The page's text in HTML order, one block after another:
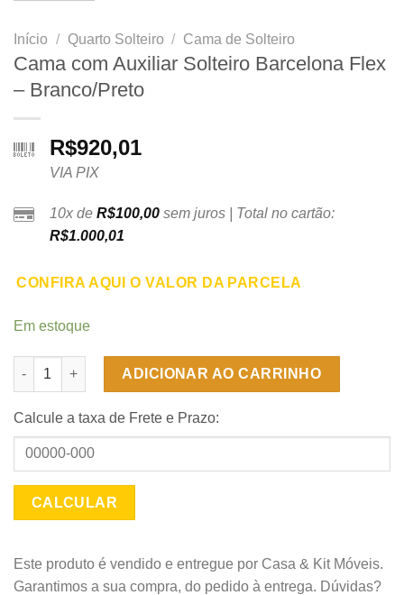
Início / Quarto Solteiro / Cama de Solteiro
Cama com Auxiliar Solteiro Barcelona Flex
– Branco/Preto
R$920,01
VIA PIX
10x de R$100,00 sem juros | Total no cartão:
R$1.000,01
CONFIRA AQUI O VALOR DA PARCELA
Em estoque
Cama com Auxiliar Solteiro Barcelona Flex - Branco/Preto
ADICIONAR AO CARRINHO
Calcule a taxa de Frete e Prazo:
Este produto é vendido e entregue por Casa & Kit Móveis.
Garantimos a sua compra, do pedido à entrega. Dúvidas?